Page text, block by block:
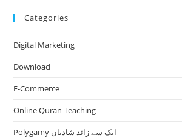
Categories
Digital Marketing
Download
E-Commerce
Online Quran Teaching
Polygamy ایک سے زائد شادیاں